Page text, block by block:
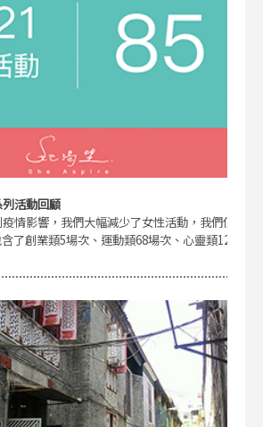
活動回顧
情影響，我們大幅減少了女性活動，我們僅
了創業類5場次、運動類68場次、心靈類12